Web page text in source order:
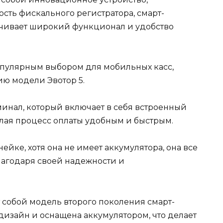
фискального регистратора, смарт-
широкий функционал и удобство
выбором для мобильных касс,
модели Эвотор 5.
который включает в себя встроенный
процесс оплаты удобным и быстрым.
хотя она не имеет аккумулятора, она все
своей надежности и
модель второго поколения смарт-
и оснащена аккумулятором, что делает